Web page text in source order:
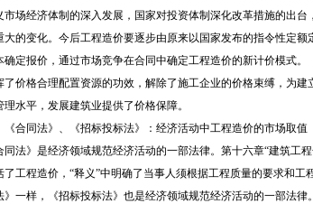
市场经济体制的深入发展，国家对投资体制深化改革措施的出
大的变化。今后工程造价要逐步由原来以国家发布的指令性定
确定报价，通过市场竞争在合同中确定工程造价的新计价模式
了价格合理配置资源的功效，解除了施工企业的价格束缚，为
理水平，发展建筑业提供了价格保障。
同法》、《招标投标法》：经济活动中工程造价的市场取值
》是经济领域规范经济活动的一部法律。第十六章“建筑工程
了工程造价，“释义”中明确了当事人须根据工程质量的要求和工
》一样，《招标投标法》也是经济领域规范经济活动的一部法